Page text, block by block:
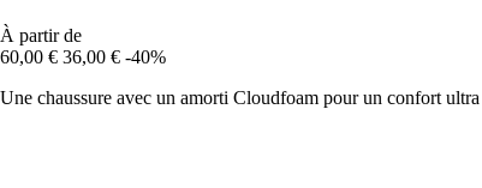
À partir de
60,00 € 36,00 € -40%
Une chaussure avec un amorti Cloudfoam pour un confort